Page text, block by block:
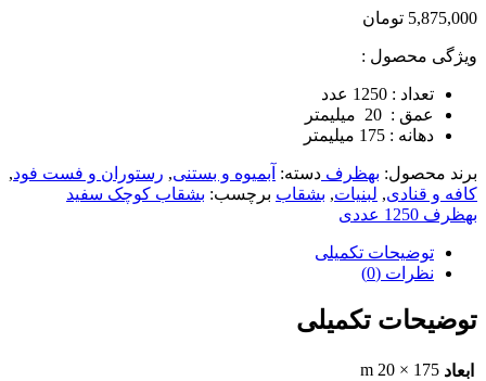
5,875,000 تومان
ویژگی محصول :
تعداد : 1250 عدد
عمق : 20 میلیمتر
دهانه : 175 میلیمتر
برند محصول: بهظرف دسته: آبمیوه و بستنی, رستوران و فست فود,
کافه و قنادی, لبنیات, بشقاب برچسب: بشقاب کوچک سفید
بهظرف 1250 عددی
توضیحات تکمیلی
نظرات (0)
توضیحات تکمیلی
ابعاد 175 × 20 m